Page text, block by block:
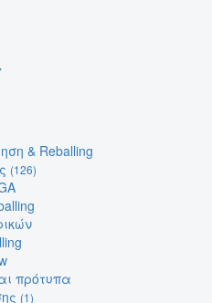
& Reballing
(126)
πρότυπα
(1)